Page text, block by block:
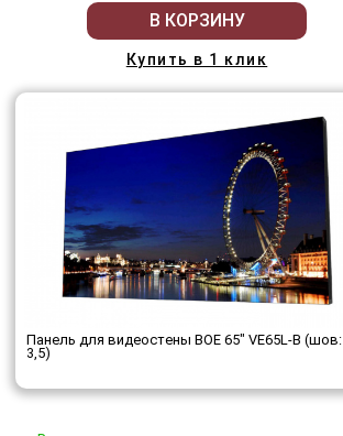
В КОРЗИНУ
Купить в 1 клик
Панель для видеостены BOE 65" VE65L-B (шов:
3,5)